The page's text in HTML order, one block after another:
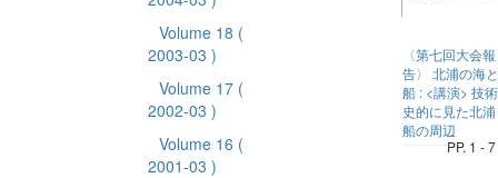
Volume 18 (
2003-03 )
Volume 17 (
2002-03 )
Volume 16 (
2001-03 )
〈第七回大会報
告〉 北浦の海と
船 : <講演> 技術
史的に見た北浦
船の周辺
PP. 1 - 7